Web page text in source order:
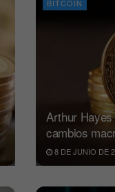
BITCOIN
Arthur
cambios
8 DE JUNIO DE